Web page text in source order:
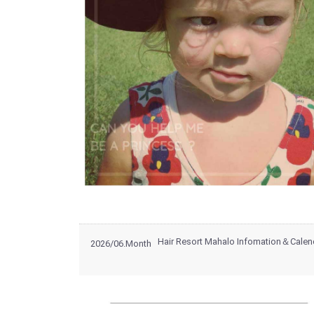
2026/06.Month Hair Resort Mahalo Infomation＆